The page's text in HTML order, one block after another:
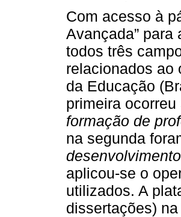
Com acesso à
Avançada”
todos três
relacionados ao
da Educação
primeira
formação de
na segunda
aplicou-se o
utilizados. A
dissertações)